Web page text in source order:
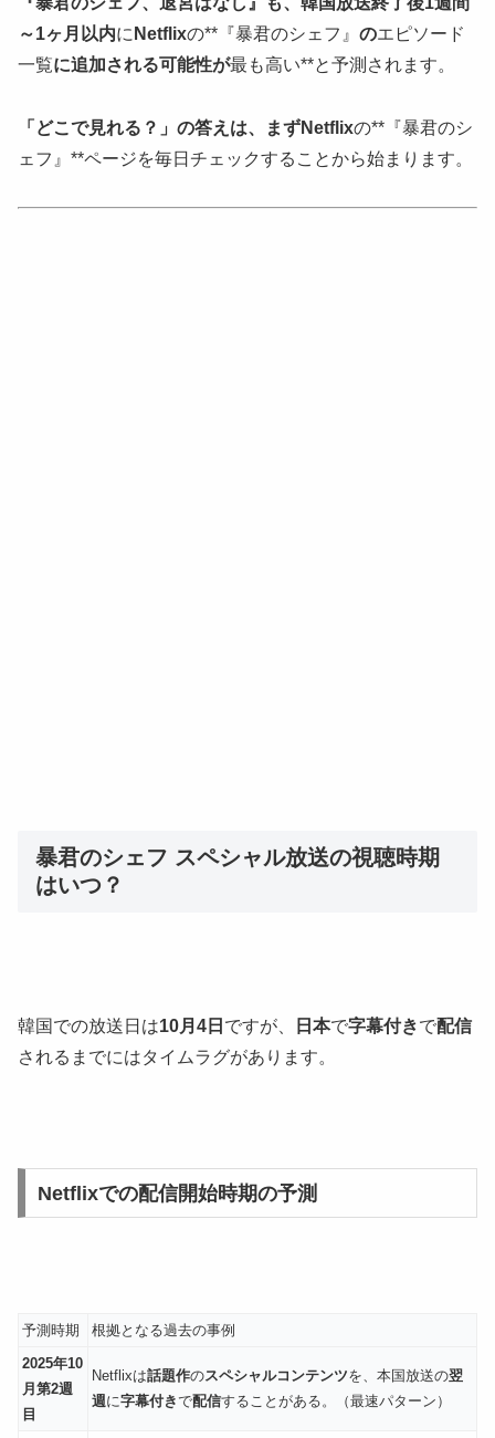
～1ヶ月以内に Netflixの**『暴君のシェフ』 のエピソード
一覧に追加される可能性が最も高い**と予測されます。
「どこで見れる？」の答えは、まずNetflixの**『暴君のシ
ェフ』**ページを毎日チェックすることから始まります。
暴君のシェフ スペシャル放送の視聴時期
はいつ？
韓国での放送日は10月4日 ですが、 日本で字幕付きで配信
されるまでにはタイムラグがあります。
Netflixでの配信開始時期の予測
予測時期
根拠となる過去の事例
2025年10
月第2週
目
Netflixは話題作のスペシャルコンテンツを、本国放送の翌
週に字幕付きで配信することがある。（最速パターン）